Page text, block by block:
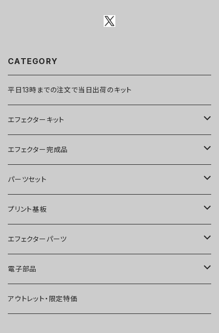
CATEGORY
平日13時までの注文で当日出荷のキット
エフェクターキット
ブースター
オーバードライブ
ディストーション
ファズ
プリアンプ
空間系
エフェクター完成品
ブースター
オーバードライブ
ディストーション
ファズ
空間系
パーツセット
ブースター
オーバードライブ
ディストーション
ファズ
プリント基板
オーバードライブ
ディストーション
ファズ
エフェクターパーツ
スイッチ
ジャック
電子部品
IC
アウトレット・限定特価